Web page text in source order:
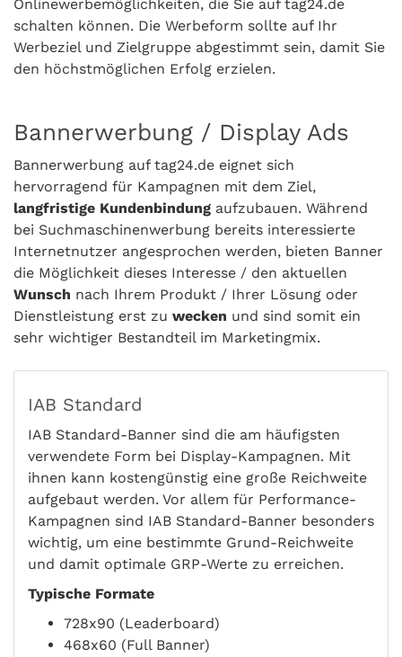
Onlinewerbemöglichkeiten, die Sie auf tag24.de
schalten können. Die Werbeform sollte auf Ihr
Werbeziel und Zielgruppe abgestimmt sein, damit Sie
den höchstmöglichen Erfolg erzielen.
Bannerwerbung / Display Ads
Bannerwerbung auf tag24.de eignet sich
hervorragend für Kampagnen mit dem Ziel,
langfristige Kundenbindung aufzubauen. Während
bei Suchmaschinenwerbung bereits interessierte
Internetnutzer angesprochen werden, bieten Banner
die Möglichkeit dieses Interesse / den aktuellen
Wunsch nach Ihrem Produkt / Ihrer Lösung oder
Dienstleistung erst zu wecken und sind somit ein
sehr wichtiger Bestandteil im Marketingmix.
IAB Standard
IAB Standard-Banner sind die am häufigsten
verwendete Form bei Display-Kampagnen. Mit
ihnen kann kostengünstig eine große Reichweite
aufgebaut werden. Vor allem für Performance-
Kampagnen sind IAB Standard-Banner besonders
wichtig, um eine bestimmte Grund-Reichweite
und damit optimale GRP-Werte zu erreichen.
Typische Formate
728x90 (Leaderboard)
468x60 (Full Banner)